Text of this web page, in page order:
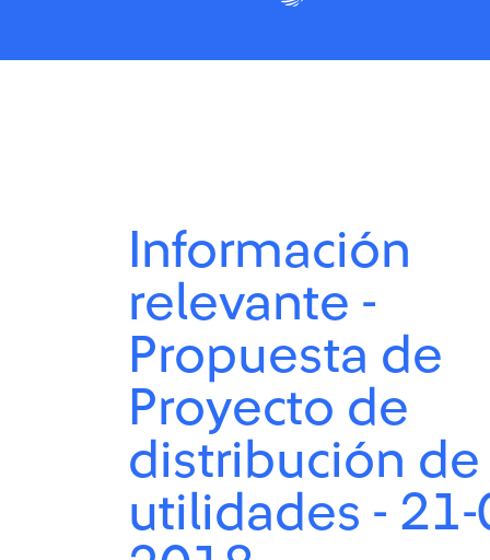
Información
relevante -
Propuesta de
Proyecto de
distribución de
utilidades - 21-